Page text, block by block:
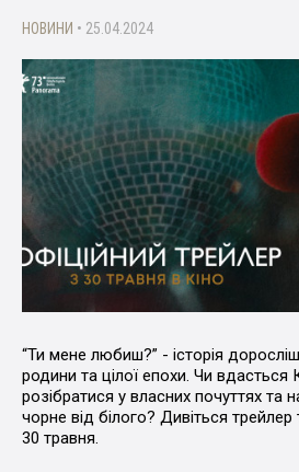
НОВИНИ • 25.04.2024
“Ти мене любиш?” - історія
родини та цілої епохи. Чи вдасться
розібратися у власних почуттях та
чорне від білого? Дивіться трейлер
30 травня.